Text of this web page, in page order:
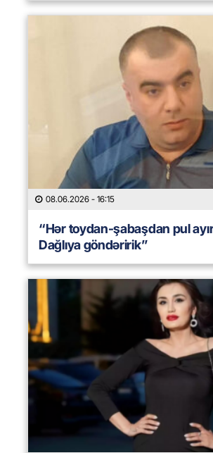
08.06.2026 - 16:15
“Hər toydan-şabaşdan pul
Dağlıya göndəririk”